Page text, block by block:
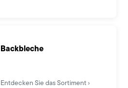
Backbleche
Entdecken Sie das Sortiment